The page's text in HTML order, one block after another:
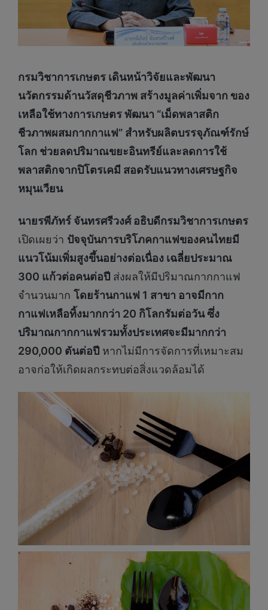
กรมวิชาการเกษตร เดินหน้าวิจัยและพัฒนา
นวัตกรรมด้านวัสดุชีวภาพ สร้างมูลค่าเพิ่มจาก ของ
เหลือใช้ทางการเกษตร พัฒนา “เม็ดพลาสติก
ชีวภาพผสมกากกาแฟ” สำหรับผลิตบรรจุภัณฑ์รักษ์
โลก ช่วยลดปริมาณขยะอินทรีย์และลดการใช้
พลาสติกจากปิโตรเคมี สอดรับแนวทางเศรษฐกิจ
หมุนเวียน
นายรพีภัทร์ จันทรศรีวงศ์ อธิบดีกรมวิชาการเกษตร
เปิดเผยว่า ปัจจุบันการบริโภคกาแฟของคนไทยมี
แนวโน้มเพิ่มสูงขึ้นอย่างต่อเนื่อง เฉลี่ยประมาณ
300 แก้วต่อคนต่อปี ส่งผลให้มีปริมาณกากกาแฟ
จำนวนมาก โดยร้านกาแฟ 1 สาขา อาจมีกาก
กาแฟเหลือทิ้งมากกว่า 20 กิโลกรัมต่อวัน ซึ่ง
ปริมาณกากกาแฟรวมทั้งประเทศจะมีมากกว่า
290,000 ตันต่อปี หากไม่มีการจัดการที่เหมาะสม
อาจก่อให้เกิดผลกระทบต่อสิ่งแวดล้อมได้